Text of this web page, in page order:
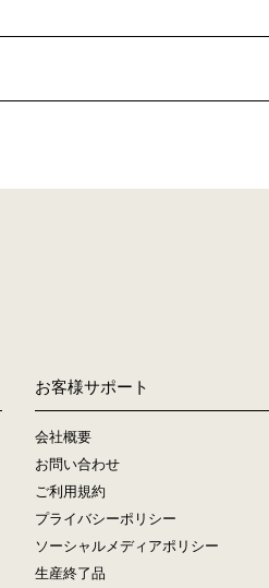
お客様サポート
会社概要
お問い合わせ
ご利用規約
プライバシーポリシー
ソーシャルメディアポリシー
生産終了品